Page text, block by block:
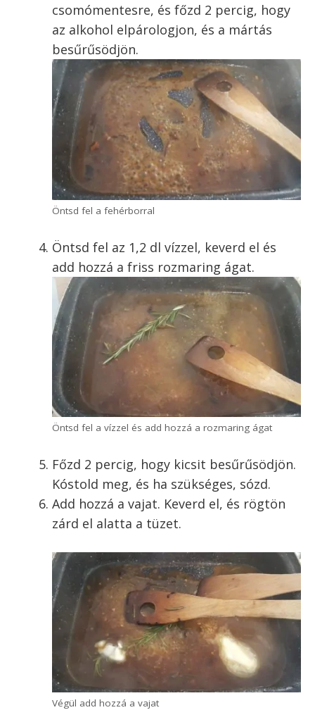
csomómentesre, és főzd 2 percig, hogy
az alkohol elpárologjon, és a mártás
besűrűsödjön.
Öntsd fel a fehérborral
Öntsd fel az 1,2 dl vízzel, keverd el és
add hozzá a friss rozmaring ágat.
Öntsd fel a vízzel és add hozzá a rozmaring ágat
Főzd 2 percig, hogy kicsit besűrűsödjön.
Kóstold meg, és ha szükséges, sózd.
Add hozzá a vajat. Keverd el, és rögtön
zárd el alatta a tüzet.
Végül add hozzá a vajat